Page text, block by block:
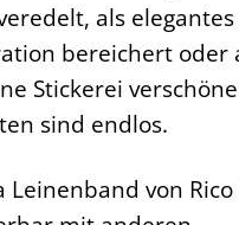
als
bereichert oder
Stickerei
sind endlos.
Leinenband von